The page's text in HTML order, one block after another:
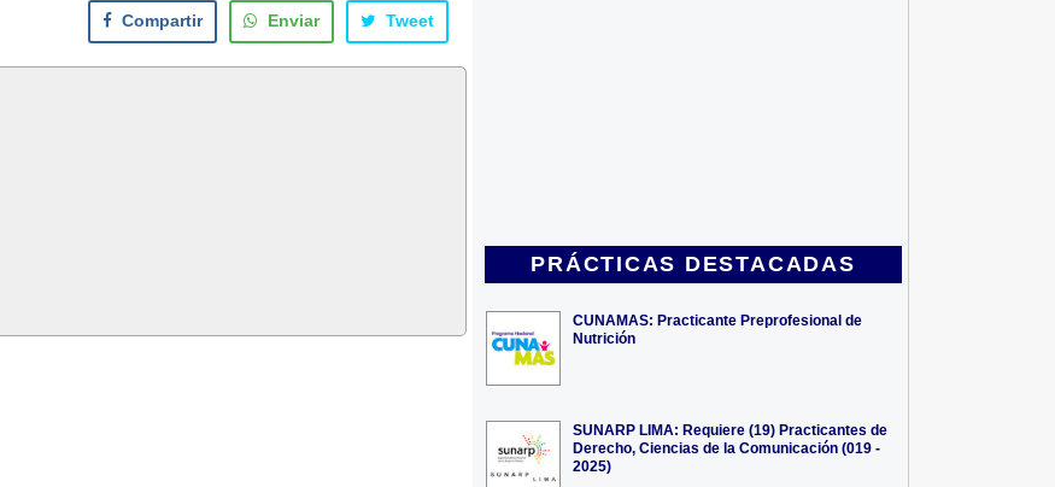
PRÁCTICAS DESTACADAS
CUNAMAS: Practicante Preprofesional de
Nutrición
SUNARP LIMA: Requiere (19) Practicantes de
Derecho, Ciencias de la Comunicación (019 -
2025)
Compartir Enviar Tweet